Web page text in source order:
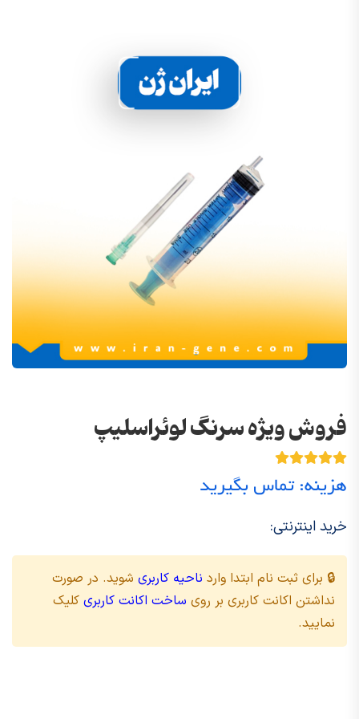
فروش ویژه سرنگ لوئراسلیپ
هزینه: تماس بگیرید
خرید اینترنتی:
🔒 برای ثبت نام ابتدا وارد ناحیه کاربری شوید. در صورت
نداشتن اکانت کاربری بر روی ساخت اکانت کاربری کلیک
نمایید.